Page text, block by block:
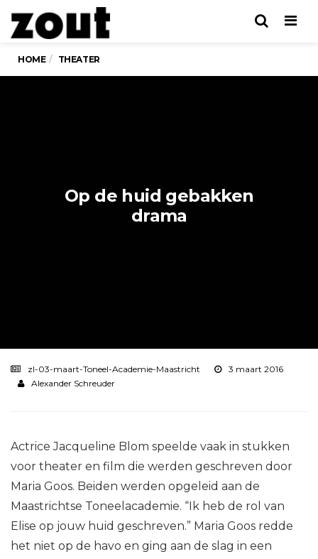
HOME THEATER
Op de huid gebakken
drama
zl-03-maart-Toneel-Academie-Maastricht
3 maart 2016
Alexander Schreuder
Actrice Jacqueline Blom speelde vaak in stukken
voor theater en film die werden geschreven door
Maria Goos. Beiden werden opgeleid aan de
Maastrichtse Toneelacademie. “Ik heb de rol van
Elise op jouw huid geschreven.” Maria Goos redde
het niet op de havo en ging aan de slag in een